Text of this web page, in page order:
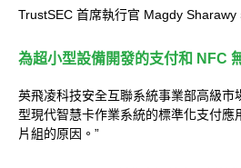
TrustSEC 首席執行官 Magdy
為超小型設備開發的支付和 NFC
英飛凌科技安全互聯系統事業部高級
型現代智慧卡作業系統的標準化支付
片組的原因。”